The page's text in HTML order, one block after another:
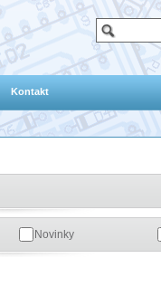
Novinky
Kontakt